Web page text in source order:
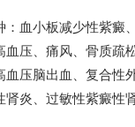
：血小板减少性紫癜
血压、痛风、骨质疏
血压脑出血、复合性
肾炎、过敏性紫癜性